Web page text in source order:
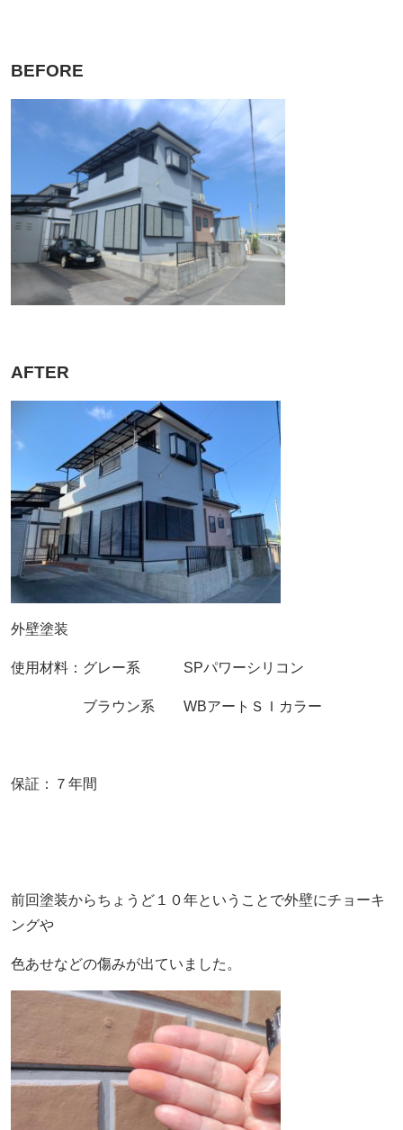
BEFORE
AFTER
外壁塗装
使用材料：グレー系 SPパワーシリコン
ブラウン系 WBアートＳＩカラー
保証：７年間
前回塗装からちょうど１０年ということで外壁にチョーキ
ングや
色あせなどの傷みが出ていました。